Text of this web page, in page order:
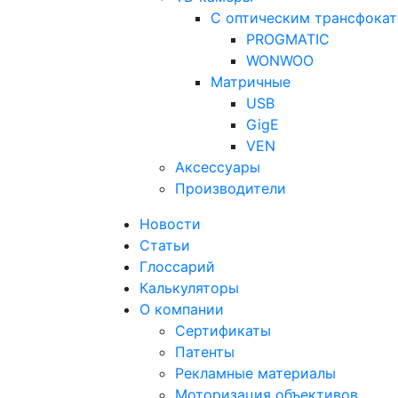
С оптическим
PROGMATIC
WONWOO
Матричные
USB
GigE
VEN
Аксессуары
Производители
Новости
Статьи
Глоссарий
Калькуляторы
О компании
Сертификаты
Патенты
Рекламные материалы
Моторизация объективов